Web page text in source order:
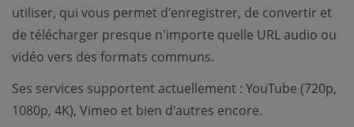
utiliser, qui vous permet d'enregistrer, de convertir et
de télécharger presque n'importe quelle URL audio ou
vidéo vers des formats communs.
Ses services supportent actuellement : YouTube (720p,
1080p, 4K), Vimeo et bien d'autres encore.